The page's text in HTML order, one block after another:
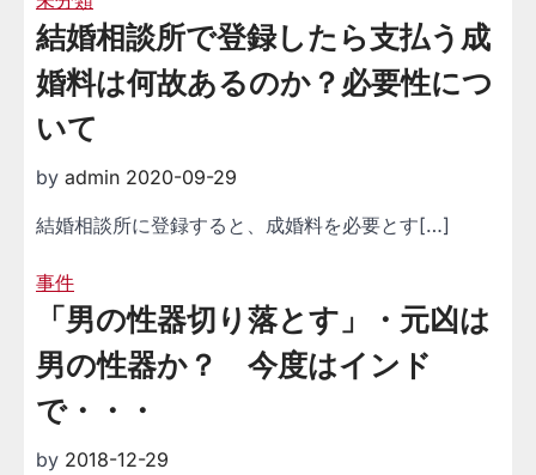
結婚相談所で登録したら支払う成
婚料は何故あるのか？必要性につ
いて
by admin 2020-09-29
結婚相談所に登録すると、成婚料を必要とす[…]
事件
「男の性器切り落とす」・元凶は
男の性器か？ 今度はインド
で・・・
by 2018-12-29